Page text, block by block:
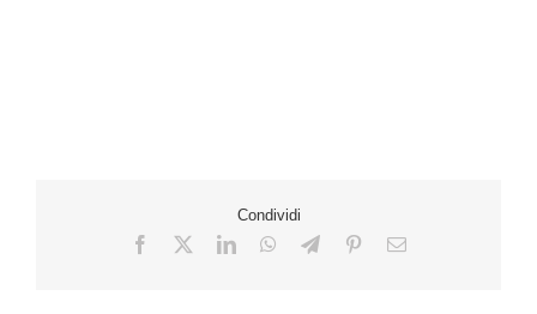
Condividi